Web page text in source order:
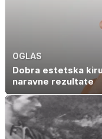
OGLAS
Dobra estetska
naravne rezultate